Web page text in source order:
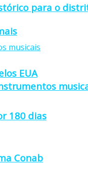
para o
EUA
180 dias
Conab